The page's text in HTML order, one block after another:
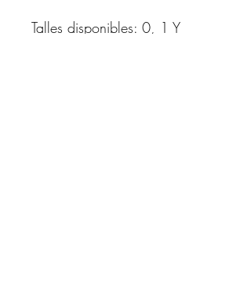
Talles disponibles: 0, 1 Y